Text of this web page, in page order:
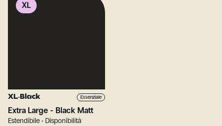
XL
XL-Black Essenziale
Extra Large - Black Matt
Estendibile • Disponibilità